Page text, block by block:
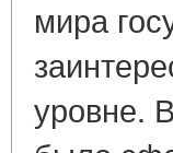
мира
уровне.